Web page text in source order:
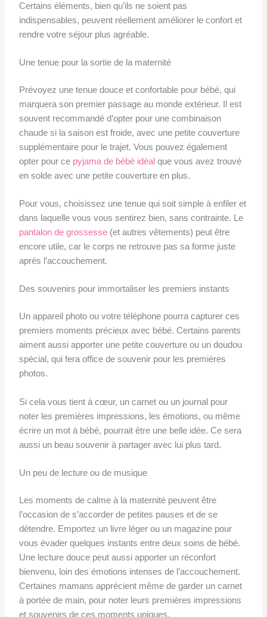
Certains éléments, bien qu’ils ne soient pas
indispensables, peuvent réellement améliorer le confort et
rendre votre séjour plus agréable.
Une tenue pour la sortie de la maternité
Prévoyez une tenue douce et confortable pour bébé, qui
marquera son premier passage au monde extérieur. Il est
souvent recommandé d’opter pour une combinaison
chaude si la saison est froide, avec une petite couverture
supplémentaire pour le trajet. Vous pouvez également
opter pour ce pyjama de bébé idéal que vous avez trouvé
en solde avec une petite couverture en plus.
Pour vous, choisissez une tenue qui soit simple à enfiler et
dans laquelle vous vous sentirez bien, sans contrainte. Le
pantalon de grossesse(et autres vêtements) peut être
encore utile, car le corps ne retrouve pas sa forme juste
après l’accouchement.
Des souvenirs pour immortaliser les premiers instants
Un appareil photo ou votre téléphone pourra capturer ces
premiers moments précieux avec bébé. Certains parents
aiment aussi apporter une petite couverture ou un doudou
spécial, qui fera office de souvenir pour les premières
photos.
Si cela vous tient à cœur, un carnet ou un journal pour
noter les premières impressions, les émotions, ou même
écrire un mot à bébé, pourrait être une belle idée. Ce sera
aussi un beau souvenir à partager avec lui plus tard.
Un peu de lecture ou de musique
Les moments de calme à la maternité peuvent être
l’occasion de s’accorder de petites pauses et de se
détendre. Emportez un livre léger ou un magazine pour
vous évader quelques instants entre deux soins de bébé.
Une lecture douce peut aussi apporter un réconfort
bienvenu, loin des émotions intenses de l’accouchement.
Certaines mamans apprécient même de garder un carnet
à portée de main, pour noter leurs premières impressions
et souvenirs de ces moments uniques.